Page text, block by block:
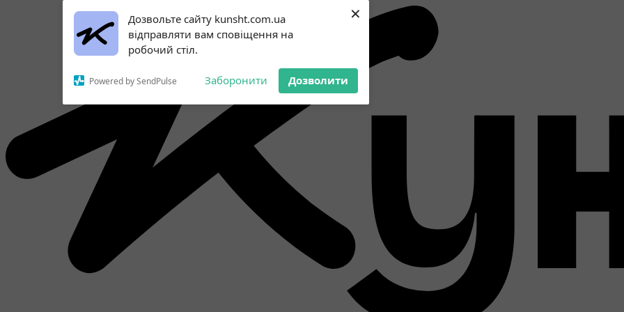
Дозвольте сайту kunsht.com.ua
відправляти вам сповіщення на
робочий стіл.
Powered by SendPulse Заборонити Дозволити
×
Subscribe to our
notifications!
To enable permission prompts, click
on the notification icon